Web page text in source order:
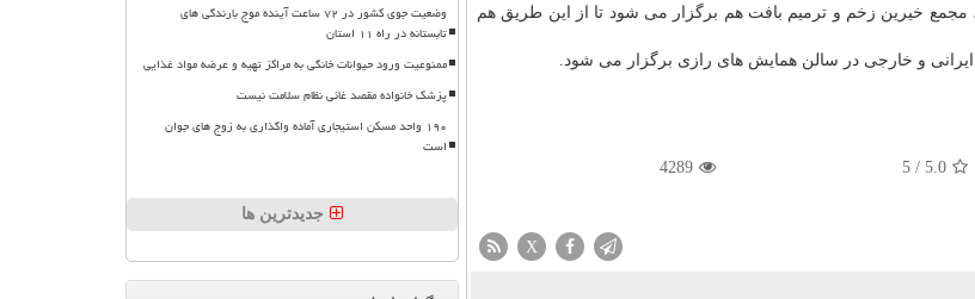
مجمع خیرین زخم و ترمیم بافت هم برگزار می شود تا از این طریق هم
5.0
/
5
4289
X
وضعیت جوی کشور در ۷۲ ساعت آینده موج بارندگی های
تابستانه در راه ۱۱ استان
ممنوعیت ورود حیوانات خانگی به مراکز تهیه و عرضه مواد غذایی
پزشک خانواده مقصد غائی نظام سلامت نیست
۱۹۰ واحد مسکن استیجاری آماده واگذاری به زوج های جوان
است
جدیدترین ها